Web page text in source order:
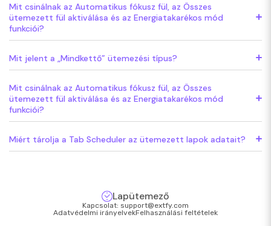
Mit csinálnak az Automatikus fókusz fül, az Összes
ütemezett fül aktiválása és az Energiatakarékos mód
funkciói?
Mit jelent a „Mindkettő” ütemezési típus?
Mit csinálnak az Automatikus fókusz fül, az Összes
ütemezett fül aktiválása és az Energiatakarékos mód
funkciói?
Miért tárolja a Tab Scheduler az ütemezett lapok adatait?
Lapütemező
Kapcsolat: support@extfy.com
Adatvédelmi irányelvekFelhasználási feltételek